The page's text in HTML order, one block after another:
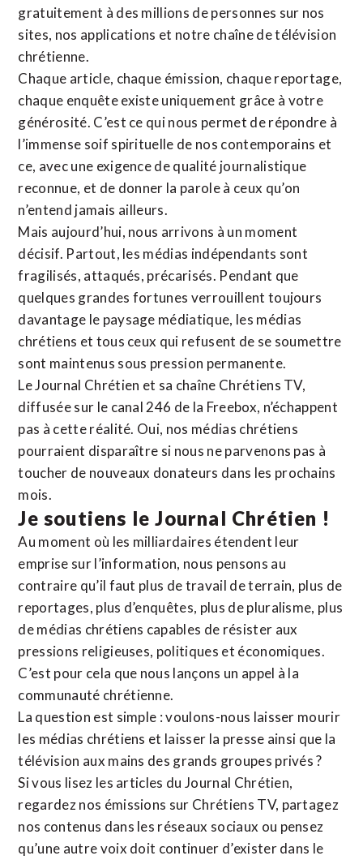
gratuitement à des millions de personnes sur nos
sites, nos applications et notre chaîne de télévision
chrétienne.
Chaque article, chaque émission, chaque reportage,
chaque enquête existe uniquement grâce à votre
générosité. C’est ce qui nous permet de répondre à
l’immense soif spirituelle de nos contemporains et
ce, avec une exigence de qualité journalistique
reconnue, et de donner la parole à ceux qu’on
n’entend jamais ailleurs.
Mais aujourd’hui, nous arrivons à un moment
décisif. Partout, les médias indépendants sont
fragilisés, attaqués, précarisés. Pendant que
quelques grandes fortunes verrouillent toujours
davantage le paysage médiatique, les médias
chrétiens et tous ceux qui refusent de se soumettre
sont maintenus sous pression permanente.
Le Journal Chrétien et sa chaîne Chrétiens TV,
diffusée sur le canal 246 de la Freebox, n’échappent
pas à cette réalité. Oui, nos médias chrétiens
pourraient disparaître si nous ne parvenons pas à
toucher de nouveaux donateurs dans les prochains
mois.
Je soutiens le Journal Chrétien !
Au moment où les milliardaires étendent leur
emprise sur l’information, nous pensons au
contraire qu’il faut plus de travail de terrain, plus de
reportages, plus d’enquêtes, plus de pluralisme, plus
de médias chrétiens capables de résister aux
pressions religieuses, politiques et économiques.
C’est pour cela que nous lançons un appel à la
communauté chrétienne.
La question est simple : voulons-nous laisser mourir
les médias chrétiens et laisser la presse ainsi que la
télévision aux mains des grands groupes privés ?
Si vous lisez les articles du Journal Chrétien,
regardez nos émissions sur Chrétiens TV, partagez
nos contenus dans les réseaux sociaux ou pensez
qu’une autre voix doit continuer d’exister dans le